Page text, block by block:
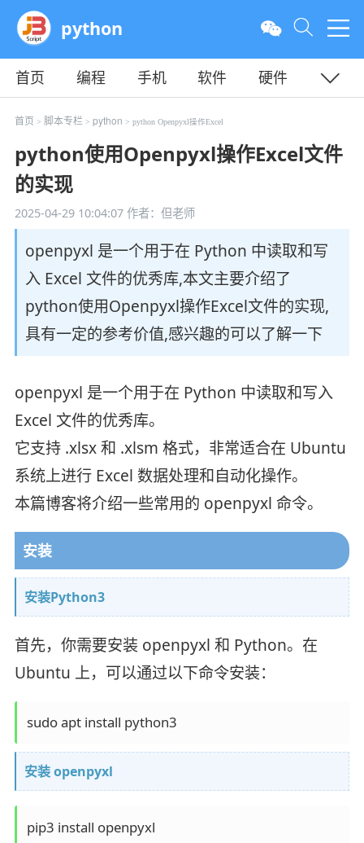
python
首页 编程 手机 软件
硬件
教程
平面 服务器
首页 > 脚本专栏> python > python Openpyxl操作Excel
python使用Openpyxl操作Excel文件
的实现
2025-04-29 10:04:07作者：但老师
openpyxl 是一个用于在 Python 中读取和写
入 Excel 文件的优秀库,本文主要介绍了
python使用Openpyxl操作Excel文件的实现,
具有一定的参考价值,感兴趣的可以了解一下
openpyxl 是一个用于在 Python 中读取和写入
Excel 文件的优秀库。
它支持 .xlsx 和 .xlsm 格式，非常适合在 Ubuntu
系统上进行 Excel 数据处理和自动化操作。
本篇博客将介绍一些常用的 openpyxl 命令。
安装
安装Python3
首先，你需要安装 openpyxl 和 Python。在
Ubuntu 上，可以通过以下命令安装：
安装 openpyxl